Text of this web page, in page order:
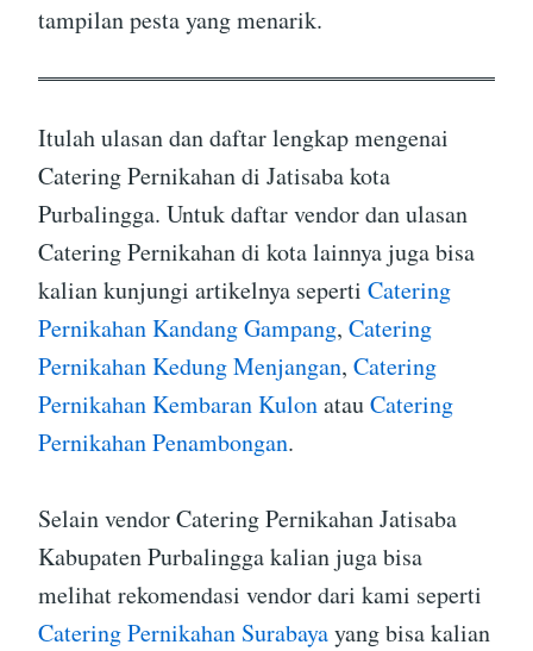
tampilan pesta yang menarik.
Itulah ulasan dan daftar lengkap mengenai
Catering Pernikahan di Jatisaba kota
Purbalingga. Untuk daftar vendor dan ulasan
Catering Pernikahan di kota lainnya juga bisa
kalian kunjungi artikelnya seperti Catering
Pernikahan Kandang Gampang, Catering
Pernikahan Kedung Menjangan, Catering
Pernikahan Kembaran KulonatauCatering
Pernikahan Penambongan.
Selain vendor Catering Pernikahan Jatisaba
Kabupaten Purbalingga kalian juga bisa
melihat rekomendasi vendor dari kami seperti
Catering Pernikahan Surabayayang bisa kalian